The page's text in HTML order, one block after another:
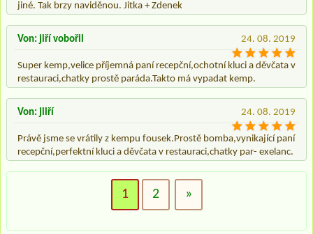
jiné. Tak brzy naviděnou. Jitka + Zdenek
24. 08. 2019
Von: jiří vobořil
Super kemp,velice příjemná paní recepční,ochotní kluci a děvčata v
restauraci,chatky prostě paráda.Takto má vypadat kemp.
24. 08. 2019
Von: jiiří
Právě jsme se vrátily z kempu fousek.Prostě bomba,vynikající paní
recepční,perfektní kluci a děvčata v restauraci,chatky par- exelanc.
1 2 »